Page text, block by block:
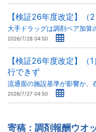
【検証26年度改定】
大手ドラッグは調剤ベア加算
2026/7/28 04:50
【検証26年度改定】（
行できず
流通面の施設基準が影響か、
2026/7/27 04:50
寄稿：調剤報酬ウオ